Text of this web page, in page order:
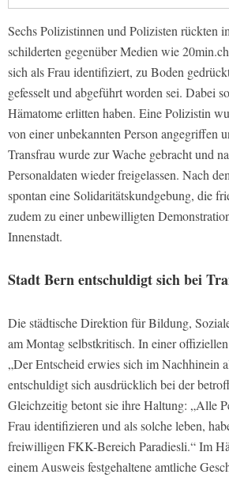
Sechs Polizistinnen und Polizisten rückten
schilderten gegenüber Medien wie
sich als Frau identifiziert, zu Boden
gefesselt und abgeführt worden sei. Dabei
Hämatome erlitten haben. Eine Polizistin
von einer unbekannten Person angegriffen
Transfrau wurde zur Wache gebracht und
Personaldaten wieder freigelassen. Nach
spontan eine Solidaritätskundgebung, die
zudem zu einer unbewilligten
Innenstadt.
Stadt Bern entschuldigt sich bei
Die städtische Direktion für Bildung,
am Montag selbstkritisch. In einer
„Der Entscheid erwies sich im Nachhinein
entschuldigt sich ausdrücklich bei der
Gleichzeitig betont sie ihre Haltung: „Alle
Frau identifizieren und als solche leben,
freiwilligen FKK-Bereich Paradiesli.“ Im
einem Ausweis festgehaltene amtliche